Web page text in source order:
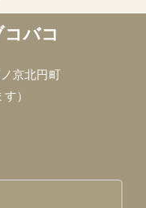
バコ
京北円町
）